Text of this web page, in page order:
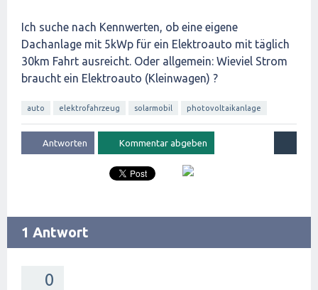
Ich suche nach Kennwerten, ob eine eigene
Dachanlage mit 5kWp für ein Elektroauto mit täglich
30km Fahrt ausreicht. Oder allgemein: Wieviel Strom
braucht ein Elektroauto (Kleinwagen) ?
auto elektrofahrzeug solarmobil photovoltaikanlage
1 Antwort
0